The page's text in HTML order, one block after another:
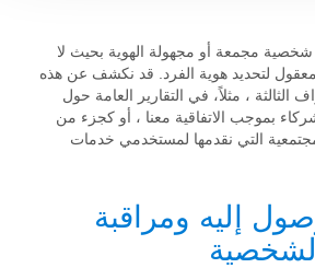
مجمعة أو مجهولة الهوية بحيث لا
لتحديد هوية الفرد. قد نكشف عن هذه
الثالثة ، مثلاً، في التقارير العامة حول
بموجب الاتفاقية معنا ، أو كجزء من
التي نقدمها لمستخدمي خدمات
إليه ومراقبة